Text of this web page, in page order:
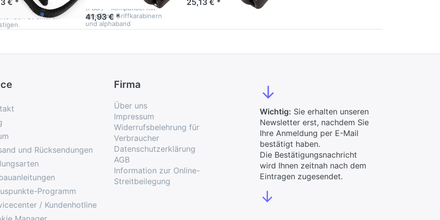
leicht
Strukturen
€ *
(Paar) – kompatibel mit
aeroSling Griffkarabinern
und alphaband
41,93 € *
25,13 € *
und Rücksendungen
Programm
/ Kundenhotline
Firma
Über uns
Impressum
Widerrufsbelehrung für
Verbraucher
Datenschutzerklärung
AGB
Information zur Online-
Streitbeilegung
↓
Wichtig: Sie erhalten unseren
Newsletter erst, nachdem Sie
Ihre Anmeldung per E-Mail
bestätigt haben.
Die Bestätigungsnachricht
wird Ihnen zeitnah nach dem
Eintragen zugesendet.
↓